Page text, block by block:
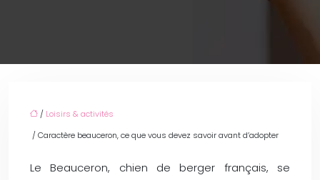
/ Loisirs & activités
/ Caractère beauceron, ce que vous devez savoir avant d’adopter
Le Beauceron, chien de berger français, se